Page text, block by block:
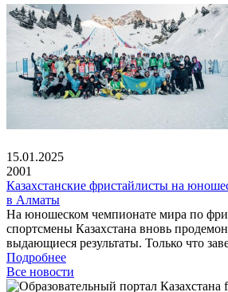
15.01.2025
2001
Казахстанские фристайлисты на
в Алматы
На юношеском чемпионате мира по
спортсмены Казахстана вновь
выдающиеся результаты. Только что
Подробнее
Все новости